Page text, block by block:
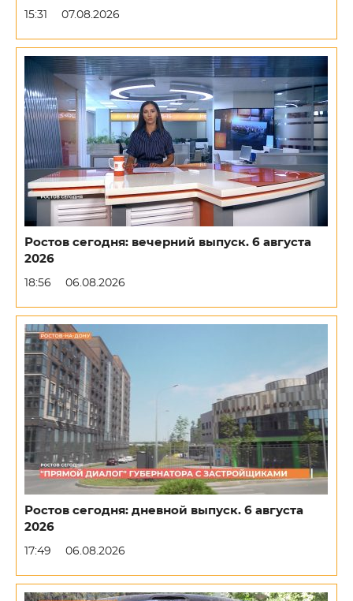
15:31 07.08.2026
Ростов сегодня: вечерний выпуск. 6 августа
2026
18:56 06.08.2026
Ростов сегодня: дневной выпуск. 6 августа
2026
17:49 06.08.2026